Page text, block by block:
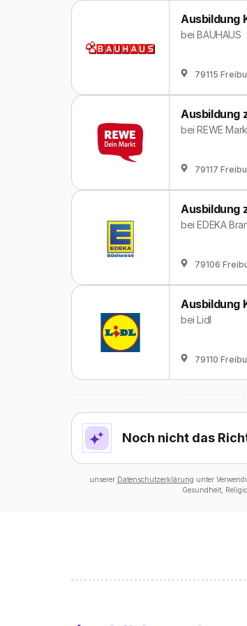
Ausbildung
beiBAUHAUS
79115
Ausbildung
beiREWE
79117
Ausbildung
beiEDEKA
79106
Ausbildung
beiLidl
79110
Noch nicht das
unserer Datenschutzerklärung unter
Gesundheit,